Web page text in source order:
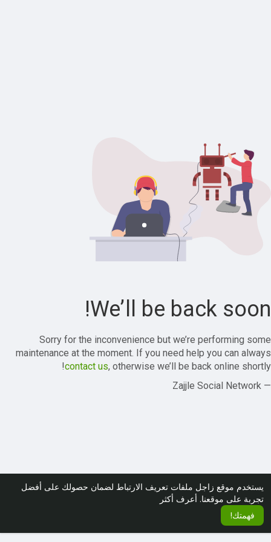
يستخدم موقع زاجل ملفات تعريف الارتباط لضمان حصولك على أفضل
تجربة على موقعنا. أعرف أكثر
فهمتك!
We’ll be back soon!
Sorry for the inconvenience but we’re performing some
maintenance at the moment. If you need help you can always
contact us, otherwise we’ll be back online shortly!
— Zajjle Social Network